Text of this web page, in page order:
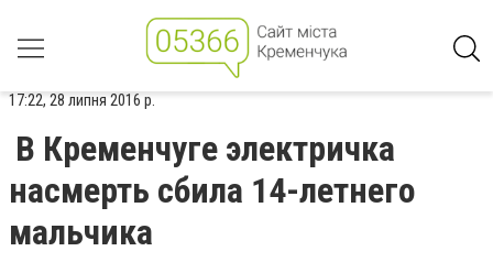
17:22, 28 липня 2016 р.
В Кременчуге электричка
насмерть сбила 14-летнего
мальчика